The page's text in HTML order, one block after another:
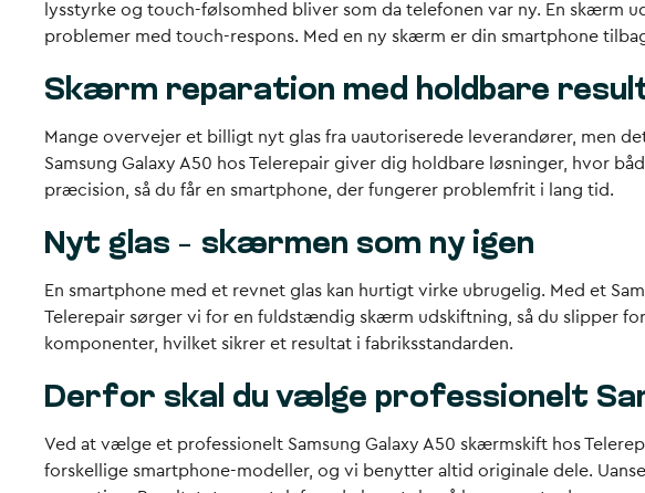
lysstyrke og touch-følsomhed bliver som da telefonen var ny. En skærm
problemer med touch-respons. Med en ny skærm er din smartphone
Skærm reparation med holdbare
Mange overvejer et billigt nyt glas fra uautoriserede leverandører, men
Samsung Galaxy A50 hos Telerepair giver dig holdbare løsninger, hvor
præcision, så du får en smartphone, der fungerer problemfrit i lang tid.
Nyt glas – skærmen som ny igen
En smartphone med et revnet glas kan hurtigt virke ubrugelig. Med et
Telerepair sørger vi for en fuldstændig skærm udskiftning, så du slipper
komponenter, hvilket sikrer et resultat i fabriksstandarden.
Derfor skal du vælge professionelt
Ved at vælge et professionelt Samsung Galaxy A50 skærmskift hos
forskellige smartphone-modeller, og vi benytter altid originale dele.